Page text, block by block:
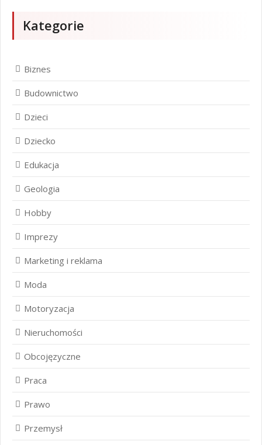
Kategorie
Biznes
Budownictwo
Dzieci
Dziecko
Edukacja
Geologia
Hobby
Imprezy
Marketing i reklama
Moda
Motoryzacja
Nieruchomości
Obcojęzyczne
Praca
Prawo
Przemysł